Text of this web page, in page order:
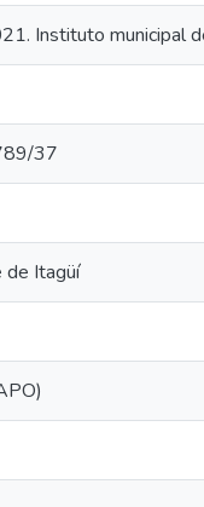
Instituto municipal
37
de Itagüí